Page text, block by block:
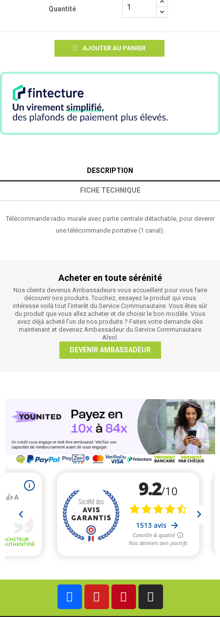
Quantité
AJOUTER AU PANIER
DESCRIPTION
FICHE TECHNIQUE
Télécommande radio murale avec partie centrale détachable, pour devenir
une télécommande portative (1 canal).
Acheter en toute sérénité
Nos clients devenus Ambassadeurs vous accueillent pour vous faire
découvrir nos produits. Touchez, essayez le produit qui vous
intéresse voilà tout l'interêt du Service Communautaire. Vous êtes sûr
du produit que vous allez acheter et de choisir le bon modèle. Vous
avez déjà acheté l'un de nos produits ? Faites votre demande dès
maintenant et devenez Ambassadeur du Service Communautaire
Alsol.
DEVENIR AMBASSADEUR